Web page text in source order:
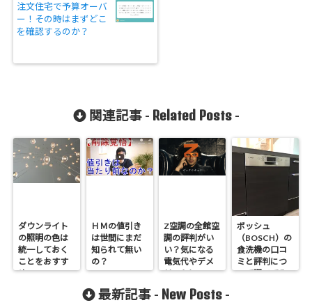
注文住宅で予算オーバ
ー！その時はまずどこ
を確認するのか？
関連記事 - Related Posts-
ダウンライト
の照明の色は
統一しておく
ことをおすす
め
ＨＭの値引き
は世間にまだ
知られて無い
の？
Z空調の全館空
調の評判がい
い？気になる
電気代やデメ
リットについ
た
ボッシュ
（BOSCH）の
食洗機の口コ
ミと評判につ
いて調べてみ
最新記事 - New Posts -